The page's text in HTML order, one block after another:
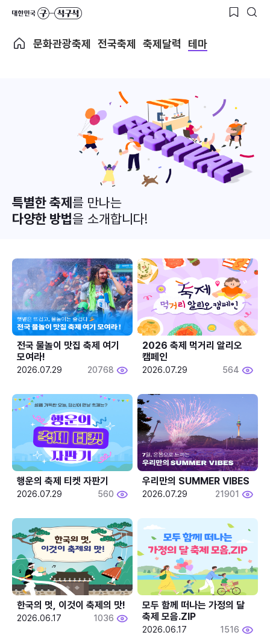
문화관광축제 전국축제 축제달력 테마
특별한 축제를 만나는
다양한 방법을 소개합니다!
전국 물놀이 맛집 축제 여기
모여라!
2026.07.29 20768
2026 축제 먹거리 알리오
캠페인
2026.07.29 564
행운의 축제 티켓 자판기
2026.07.29 560
우리만의 SUMMER VIBES
2026.07.29 21901
한국의 멋, 이것이 축제의 맛!
2026.06.17 1036
모두 함께 떠나는 가정의 달
축제 모음.ZIP
2026.06.17 1516